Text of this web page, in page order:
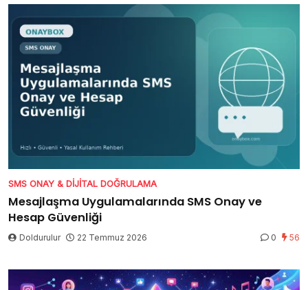
SMS ONAY & DIJITAL DOĞRULAMA
Mesajlaşma Uygulamalarında SMS Onay ve
Hesap Güvenliği
Doldurulur 22 Temmuz 2026 0 56